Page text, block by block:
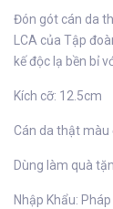
Đón gót cán da
LCA của Tập
kế độc lạ bền bỉ
Kích cỡ: 12.5cm
Cán da thật màu
Dùng làm quà
Nhập Khẩu: Pháp